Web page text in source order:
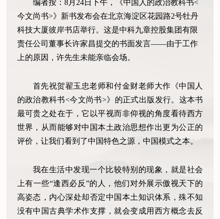
编者按：8月24日下午，《中国人的政治教科书<
今文尚书>》新书发布会在北京海淀区花园路2号牡丹
科技大厦彼岸书店举行。这是中科九章控股集团有限
责任公司董事长许家昌提交的书面发言——由于工作
上的原因，许先生未能亲临会场。
首先祝贺翟玉忠老师和付金财老师大作《中国人
的政治教科书<今文尚书>》的正式出版发行。这本书
最可贵之处在于，它以平视而非仰视的角度看待西方
世界，从而能够对中国本土政治思想作出更为公正的
评价，让我们看到了中国特色之源，中国模式之本。
我在生活中发现一个比较特别的现象，就是社会
上有一些“逢西必反”的人，他们对外展示傲视天下的
高姿态，内心深处却否定中国本土知识体系，殊不知
没有中国古典学术作支撑，就会变成用西方概念去反